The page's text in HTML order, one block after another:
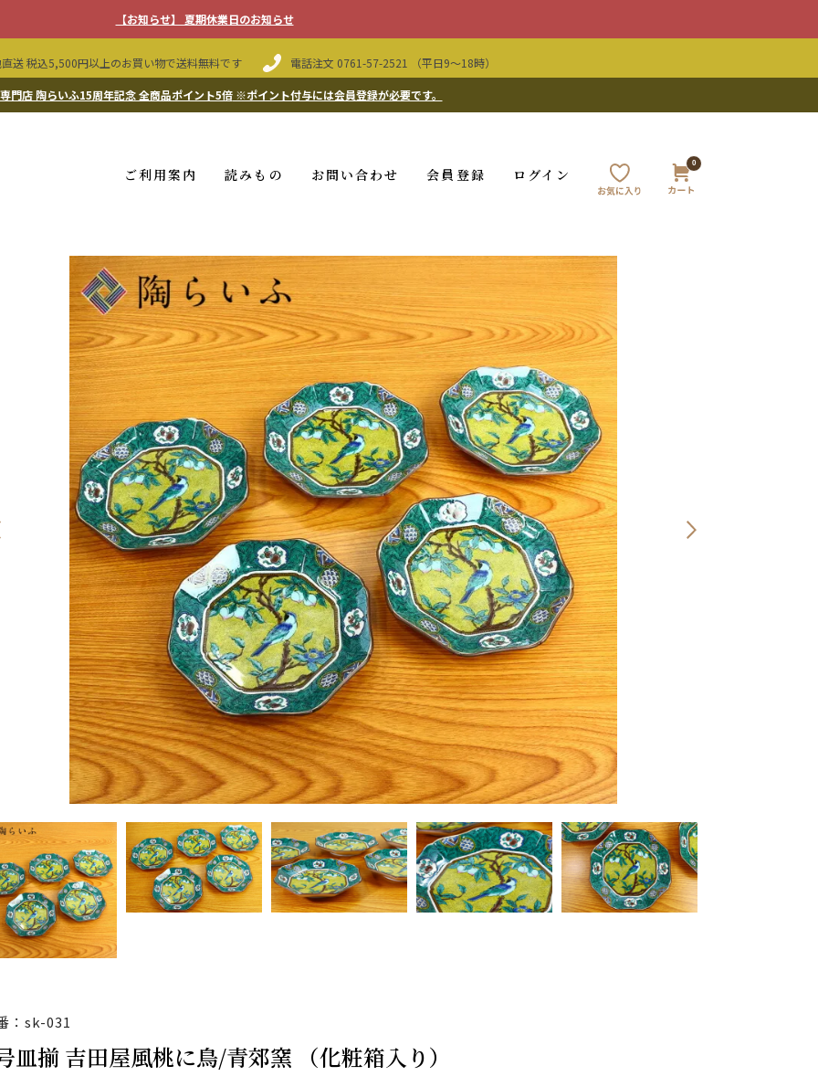
【お知らせ】 夏期休業日のお知らせ
送 税込5,500円以上のお買い物で送料無料です 電話注文 0761-57-2521 （平日9〜18時）
門店 陶らいふ15周年記念 全商品ポイント5倍※ポイント付与には会員登録が必要です。
ご利用案内 読みもの お問い合わせ 会員登録 ログイン
0
：sk-031
皿揃 吉田屋風桃に鳥/青郊窯 （化粧箱入り）